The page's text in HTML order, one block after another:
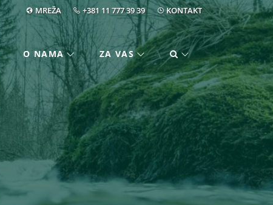
MREŽA +381 11 777 39 39 KONTAKT
O NAMA ZA VAS